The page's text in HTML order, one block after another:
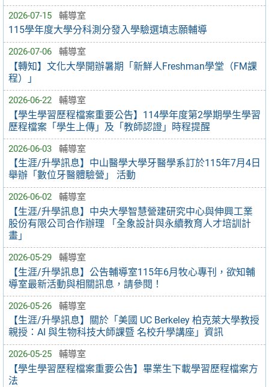
2026-07-15 輔導室
115學年度大學分科測分發入學驗選填志願輔導
2026-07-06 輔導室
【轉知】文化大學開辦暑期「新鮮人Freshman學堂（FM課
程）」
2026-06-22 輔導室
【學生學習歷程檔案重要公告】114學年度第2學期學生學習
歷程檔案「學生上傳」及「教師認證」時程提醒
2026-06-03 輔導室
【生涯/升學訊息】中山醫學大學牙醫學系訂於115年7月4日
舉辦「數位牙醫體驗營」 活動
2026-06-02 輔導室
【生涯/升學訊息】中央大學智慧營建研究中心與伸興工業
股份有限公司合作辦理 「全象設計與永續教育人才培訓計
畫」
2026-05-29 輔導室
【生涯/升學訊息】公告輔導室115年6月牧心專刊，欲知輔
導室最新活動與相關訊息，請參閱！
2026-05-26 輔導室
【生涯/升學訊息】關於「美國 UC Berkeley 柏克萊大學教授
親授：AI 與生物科技大師課暨 名校升學講座」資訊
2026-05-25 輔導室
【學生學習歷程檔案重要公告】畢業生下載學習歷程檔案方
法